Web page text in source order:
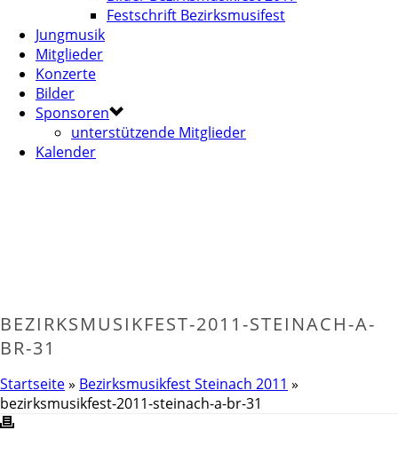
Festschrift Bezirksmusifest
Jungmusik
Mitglieder
Konzerte
Bilder
Sponsoren
unterstützende Mitglieder
Kalender
BEZIRKSMUSIKFEST-2011-STEINACH-A-
BR-31
Startseite» Bezirksmusikfest Steinach 2011 »
bezirksmusikfest-2011-steinach-a-br-31